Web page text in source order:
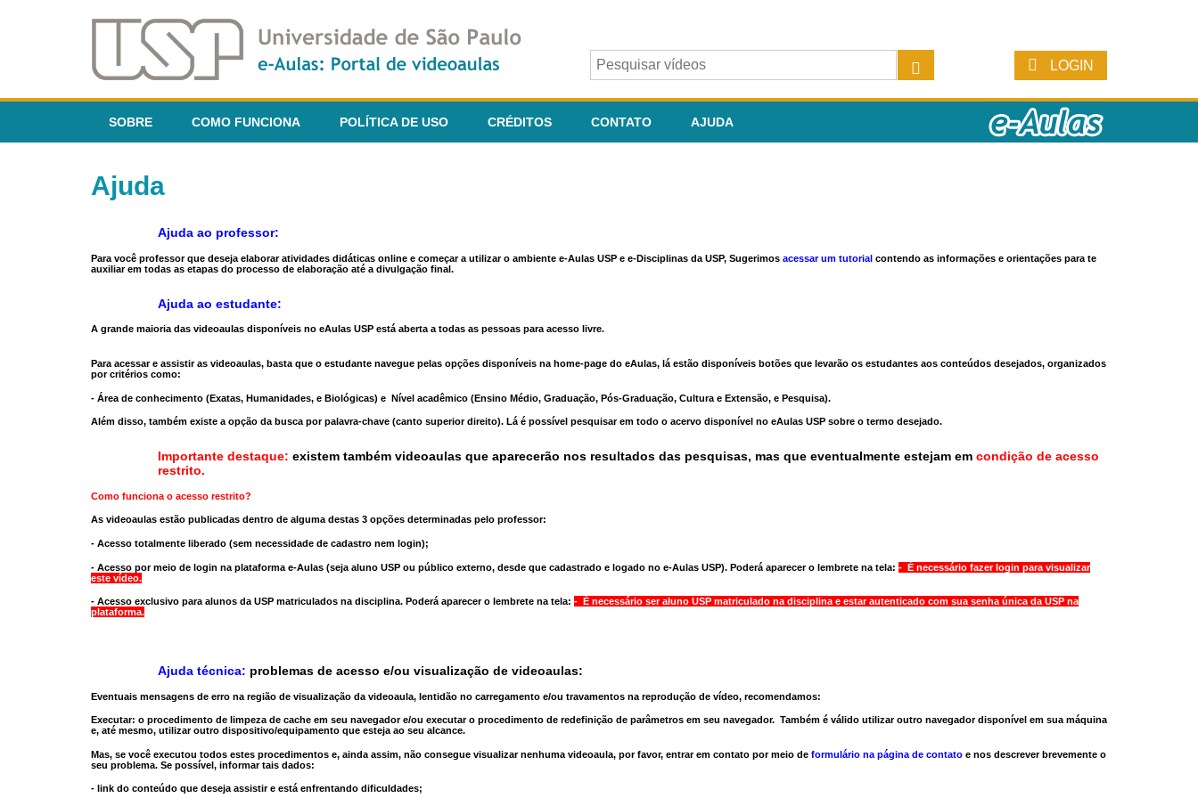
LOGIN
SOBRE COMO FUNCIONA POLÍTICA DE USO CRÉDITOS CONTATO AJUDA
Ajuda
Ajuda ao professor:
Para você professor que deseja elaborar atividades didáticas online e começar a utilizar o ambiente e-Aulas USP e e-Disciplinas da USP, Sugerimos acessar um tutorial contendo as informações e orientações para te
auxiliar em todas as etapas do processo de elaboração até a divulgação final.
Ajuda ao estudante:
A grande maioria das videoaulas disponíveis no eAulas USP está aberta a todas as pessoas para acesso livre.
Para acessar e assistir as videoaulas, basta que o estudante navegue pelas opções disponíveis na home-page do eAulas, lá estão disponíveis botões que levarão os estudantes aos conteúdos desejados, organizados
por critérios como:
- Área de conhecimento (Exatas, Humanidades, e Biológicas) e Nível acadêmico (Ensino Médio, Graduação, Pós-Graduação, Cultura e Extensão, e Pesquisa).
Além disso, também existe a opção da busca por palavra-chave (canto superior direito). Lá é possível pesquisar em todo o acervo disponível no eAulas USP sobre o termo desejado.
Importante destaque: existem também videoaulas que aparecerão nos resultados das pesquisas, mas que eventualmente estejam em condição de acesso
restrito.
Como funciona o acesso restrito?
As videoaulas estão publicadas dentro de alguma destas 3 opções determinadas pelo professor:
- Acesso totalmente liberado (sem necessidade de cadastro nem login);
- Acesso por meio de login na plataforma e-Aulas (seja aluno USP ou público externo, desde que cadastrado e logado no e-Aulas USP). Poderá aparecer o lembrete na tela: - É necessário fazer login para visualizar
este vídeo.
- Acesso exclusivo para alunos da USP matriculados na disciplina. Poderá aparecer o lembrete na tela: - É necessário ser aluno USP matriculado na disciplina e estar autenticado com sua senha única da USP na
plataforma.
Ajuda técnica: problemas de acesso e/ou visualização de videoaulas:
Eventuais mensagens de erro na região de visualização da videoaula, lentidão no carregamento e/ou travamentos na reprodução de vídeo, recomendamos:
Executar: o procedimento de limpeza de cache em seu navegador e/ou executar o procedimento de redefinição de parâmetros em seu navegador. Também é válido utilizar outro navegadordisponível em sua máquina
e, até mesmo, utilizar outro dispositivo/equipamento que esteja ao seu alcance.
Mas, se você executou todos estes procedimentos e, ainda assim, não consegue visualizar nenhuma videoaula, por favor, entrar em contato por meio de formulário na página de contato e nos descrever brevemente o
seu problema. Se possível, informar tais dados:
- link do conteúdo que deseja assistir e está enfrentando dificuldades;